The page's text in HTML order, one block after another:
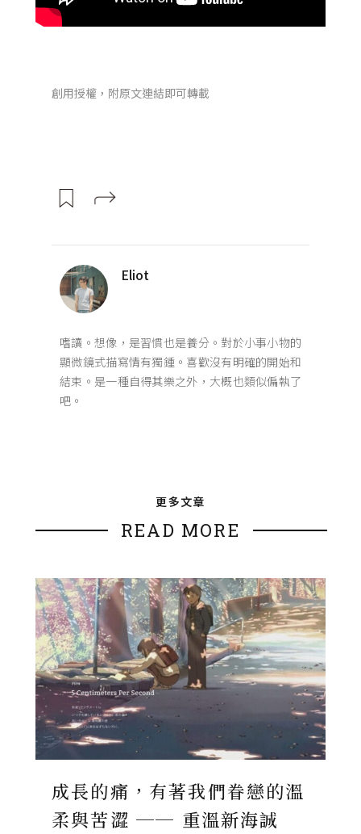
創用授權，附原文連結即可轉載
Eliot
嗜讀。想像，是習慣也是養分。對於小事小物的
顯微鏡式描寫情有獨鍾。喜歡沒有明確的開始和
結束。是一種自得其樂之外，大概也類似偏執了
吧。
更多文章
READ MORE
成長的痛，有著我們眷戀的溫
柔與苦澀 ── 重溫新海誠